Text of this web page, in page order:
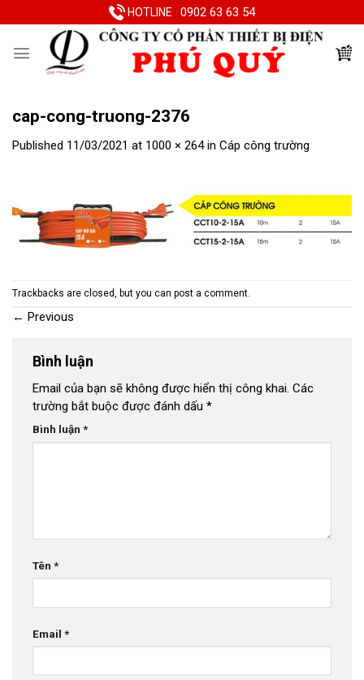
to
HOTLINE 0902 63 63 54
cap-cong-truong-2376
Published 11/03/2021 at 1000 × 264in Cáp công trường
Trackbacks are closed, but you can post a comment
← Previous
Bình luận
Email của bạn sẽ không được hiển thị công khai. Các
trường bắt buộc được đánh dấu *
Bình luận *
Tên *
Email *